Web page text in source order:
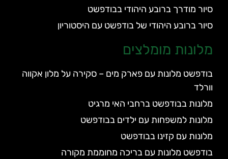
סיור מודרך ברובע היהודי בבודפשט
סיור ברובע היהודי של בודפשט עם היסטוריון
מלונות מומלצים
בודפשט מלונות עם פארק מים – סקירה על מלון אקווה
וורלד
מלונות בבודפשט ברחבי האי מרגיט
מלונות למשפחות עם ילדים בבודפשט
מלונות עם קזינו בבודפשט
בודפשט מלונות עם בריכה מחוממת מקורה